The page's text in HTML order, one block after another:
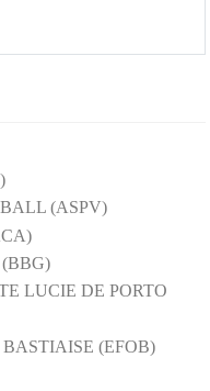
(ASPV)
LUCIE DE PORTO
(EFOB)